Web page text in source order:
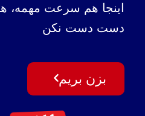
اینجا هم سرعت مهمه،
دست دست نکن
بزن بریم